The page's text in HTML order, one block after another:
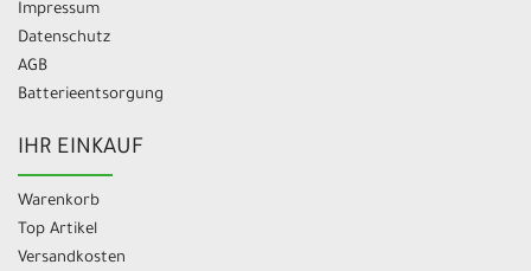
Impressum
Datenschutz
AGB
Batterieentsorgung
IHR EINKAUF
Warenkorb
Top Artikel
Versandkosten